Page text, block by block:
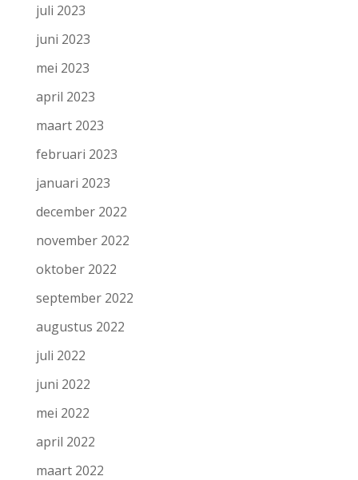
juli 2023
juni 2023
mei 2023
april 2023
maart 2023
februari 2023
januari 2023
december 2022
november 2022
oktober 2022
september 2022
augustus 2022
juli 2022
juni 2022
mei 2022
april 2022
maart 2022